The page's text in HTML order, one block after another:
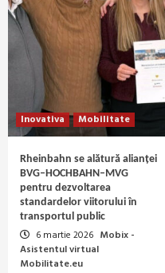
Inovativa Mobilitate
Rheinbahn se alătură alianței
BVG–HOCHBAHN–MVG
pentru dezvoltarea
standardelor viitorului în
transportul public
6 martie 2026 Mobix -
Asistentul virtual
Mobilitate.eu